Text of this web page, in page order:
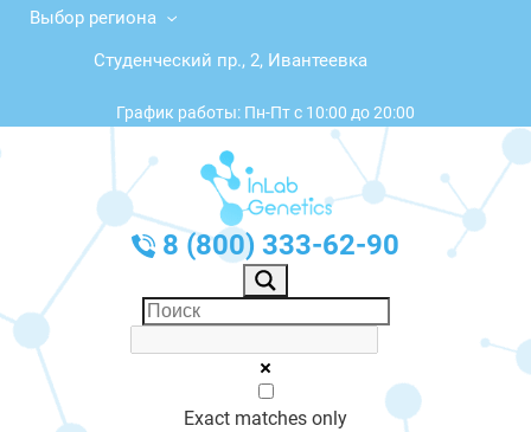
Выбор региона
Студенческий пр., 2, Ивантеевка
График работы: Пн-Пт с 10:00 до 20:00
8 (800) 333-62-90
Exact matches only